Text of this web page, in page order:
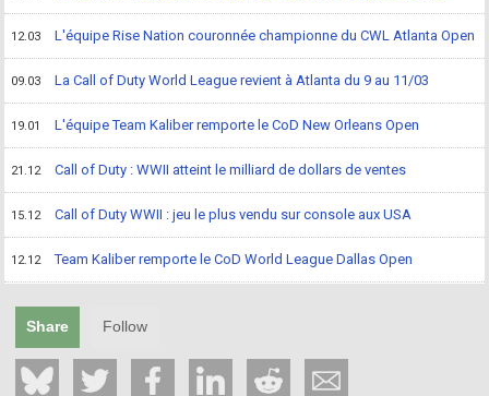
12.03 L'équipe Rise Nation couronnée championne du CWL Atlanta Open
09.03 La Call of Duty World League revient à Atlanta du 9 au 11/03
19.01 L'équipe Team Kaliber remporte le CoD New Orleans Open
21.12 Call of Duty : WWII atteint le milliard de dollars de ventes
15.12 Call of Duty WWII : jeu le plus vendu sur console aux USA
12.12 Team Kaliber remporte le CoD World League Dallas Open
Share Follow